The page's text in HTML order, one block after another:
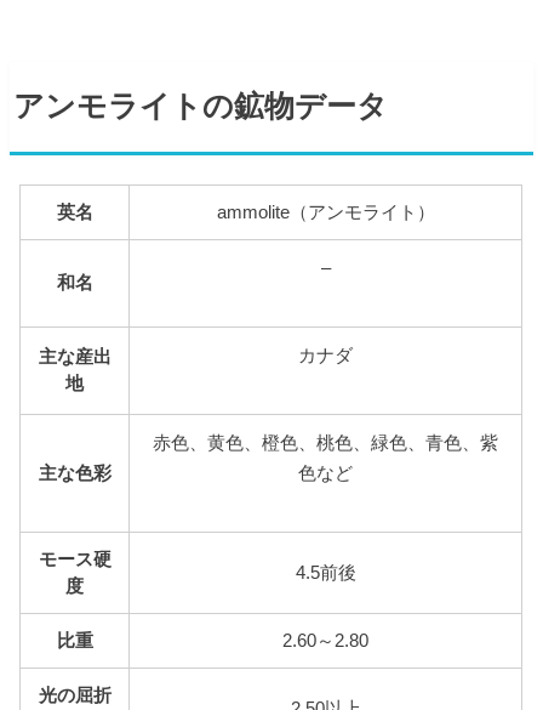
アンモライトの鉱物データ
英名 ammolite（アンモライト）
和名
–
主な産出
地
カナダ
主な色彩
赤色、黄色、橙色、桃色、緑色、青色、紫
色など
モース硬
度
4.5前後
比重 2.60～2.80
光の屈折